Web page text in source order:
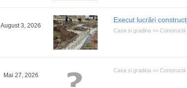
August 3, 2026
Execut lucrări
Casa si gradina >> Constructii
Mai 27, 2026
Casa si gradina >> Constructii